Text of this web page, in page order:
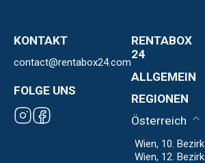
KONTAKT
contact@rentabox24.com
FOLGE UNS
RENTABOX
24
Über uns
Expansion
Franchise
ALLGEMEIN
Kontakt
Datenschutz
Impressum
REGIONEN
Österreich
Wien, 10. Bezirk
Wien, 12. Bezirk